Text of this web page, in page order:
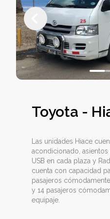
Toyota -
Las unidades Hiace
acondicionado,
USB en cada plaza y
cuenta con capacidad
pasajeros
y 14 pasajeros
equipaje.